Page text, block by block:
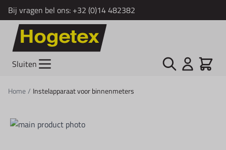
Bij vragen bel ons: +32 (0)14 482382
Ga naar de inhoud
Sluiten Zoek Cart
Home/ Instelapparaat voor binnenmeters